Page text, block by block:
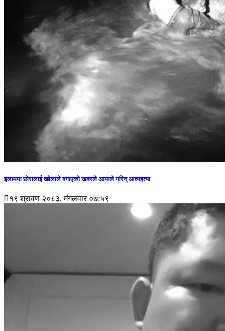
इलाममा छोरालाई खोलाले बगाएकाे खबरले आमाले गरिन् आत्महत्या
१९ श्रावण २०८३, मंगलवार ०७:५९